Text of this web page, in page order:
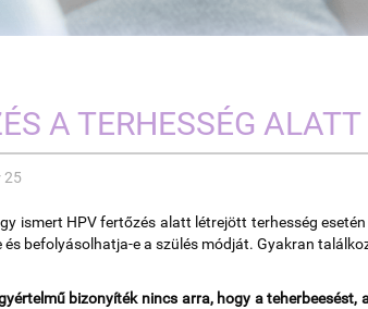
A TERHESSÉG ALATT
25
ismert HPV fertőzés alatt létrejött terhesség
és befolyásolhatja-e a szülés módját. Gyakran
bizonyíték nincs arra, hogy a